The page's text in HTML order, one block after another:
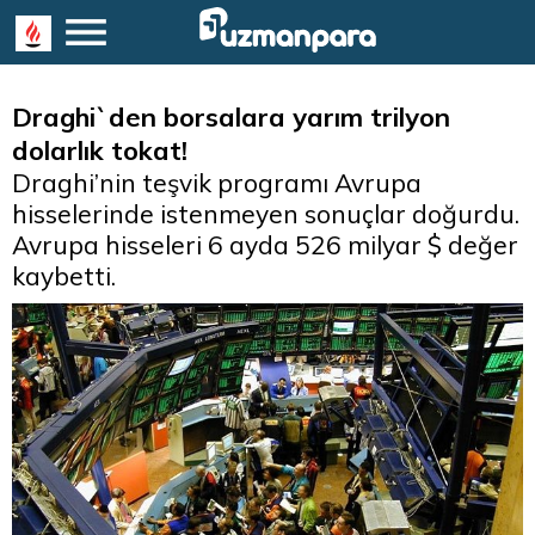
Draghi`den borsalara yarım trilyon
dolarlık tokat!
Draghi’nin teşvik programı Avrupa
hisselerinde istenmeyen sonuçlar doğurdu.
Avrupa hisseleri 6 ayda 526 milyar $ değer
kaybetti.